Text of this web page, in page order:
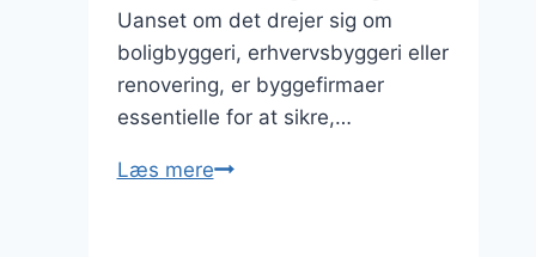
Uanset om det drejer sig om
boligbyggeri, erhvervsbyggeri eller
renovering, er byggefirmaer
essentielle for at sikre,…
Læs mereByggefirmaer: